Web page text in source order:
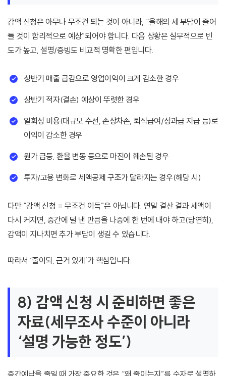
감액 신청은 아무나 무조건 되는 것이 아니라, “올해의 세 부담이 줄어
들 것이 합리적으로 예상”되어야 합니다. 다음 상황은 실무적으로 빈
도가 높고, 설명/증빙도 비교적 명확한 편입니다.
상반기 매출 급감으로 영업이익이 크게 감소한 경우
상반기 적자(결손) 예상이 뚜렷한 경우
일회성 비용(대규모 수선, 손상차손, 퇴직급여/성과급 지급 등)로
이익이 감소한 경우
원가 급등, 환율 변동 등으로 마진이 훼손된 경우
투자/고용 변화로 세액공제 구조가 달라지는 경우(해당 시)
다만 “감액 신청 = 무조건 이득”은 아닙니다. 연말 결산 결과 세액이
다시 커지면, 중간에 덜 낸 만큼을 나중에 한 번에 내야 하고(당연히),
감액이 지나치면 추가 부담이 생길 수 있습니다.
따라서 ‘줄이되, 근거 있게’가 핵심입니다.
8) 감액 신청 시 준비하면 좋은
자료(세무조사 수준이 아니라
‘설명 가능한 정도’)